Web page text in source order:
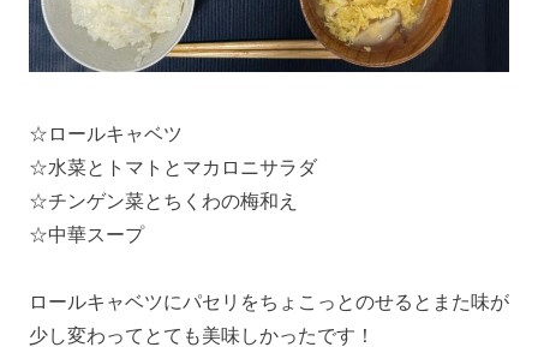
‪☆ロールキャベツ
‪☆水菜とトマトとマカロニサラダ
‪☆チンゲン菜とちくわの梅和え
‪☆中華スープ
ロールキャベツにパセリをちょこっとのせるとまた味が
少し変わってとても美味しかったです！